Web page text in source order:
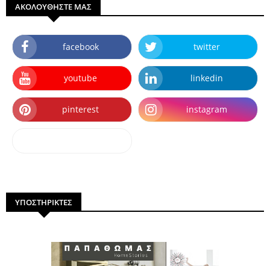
ΑΚΟΛΟΥΘΗΣΤΕ ΜΑΣ
facebook twitter
youtube linkedin
pinterest instagram
ΥΠΟΣΤΗΡΙΚΤΕΣ